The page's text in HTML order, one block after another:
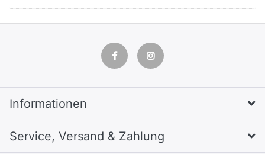
Informationen
Service, Versand & Zahlung